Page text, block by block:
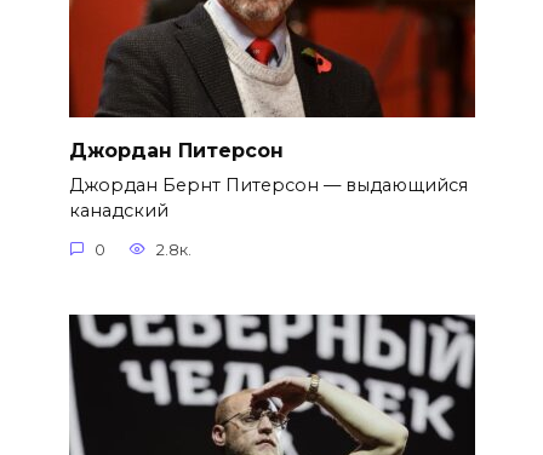
Джордан Питерсон
Джордан Бернт Питерсон — выдающийся
канадский
0 2.8к.